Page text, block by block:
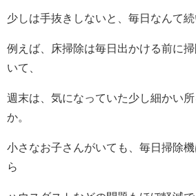
少しは手抜きしないと、毎日なんて続
例えば、床掃除は毎日出かける前に
いて、
週末は、気になっていた少し細かい
か。
小さなお子さんがいても、毎日掃除
ら